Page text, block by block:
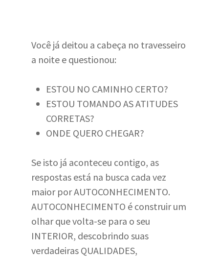
Você já deitou a cabeça no travesseiro
a noite e questionou:
ESTOU NO CAMINHO CERTO?
ESTOU TOMANDO AS ATITUDES
CORRETAS?
ONDE QUERO CHEGAR?
Se isto já aconteceu contigo, as
respostas está na busca cada vez
maior por AUTOCONHECIMENTO.
AUTOCONHECIMENTO é construir um
olhar que volta-se para o seu
INTERIOR, descobrindo suas
verdadeiras QUALIDADES,